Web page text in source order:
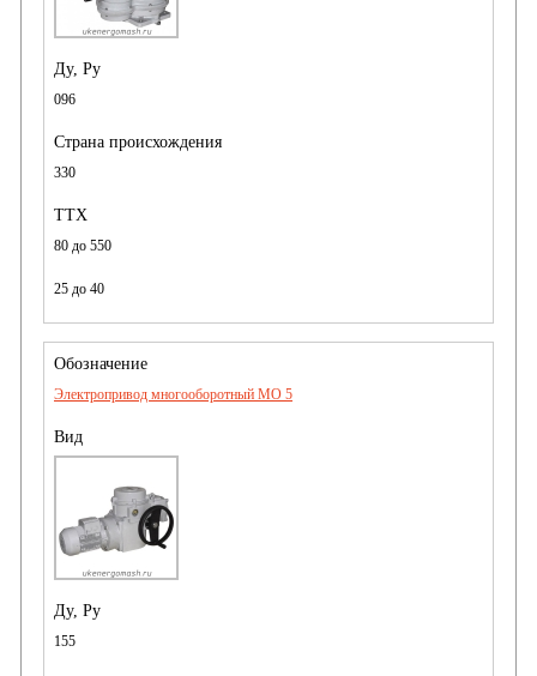
096
330
80 до 550
25 до 40
Электропривод многооборотный MO 5
155